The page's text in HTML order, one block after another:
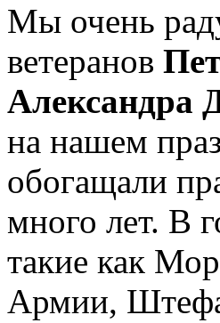
Мы очень
ветеранов
Александра
на нашем
обогащали
много лет. В
такие как
Армии,